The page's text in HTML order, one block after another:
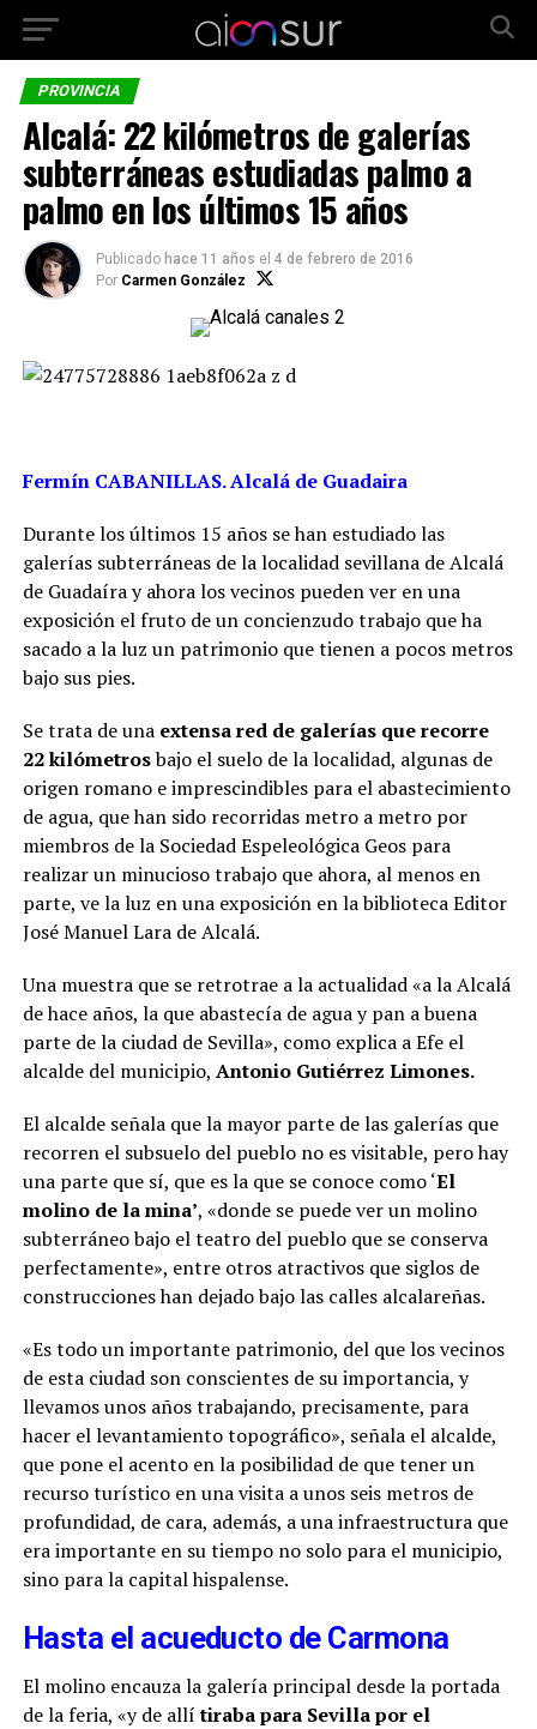
PROVINCIA
Alcalá: 22 kilómetros de galerías
subterráneas estudiadas palmo a
palmo en los últimos 15 años
Publicado hace 11 años el 4 de febrero de 2016
Por Carmen González
Fermín CABANILLAS. Alcalá de Guadaira
Durante los últimos 15 años se han estudiado las
galerías subterráneas de la localidad sevillana de Alcalá
de Guadaíra y ahora los vecinos pueden ver en una
exposición el fruto de un concienzudo trabajo que ha
sacado a la luz un patrimonio que tienen a pocos metros
bajo sus pies.
Se trata de una extensa red de galerías que recorre
22 kilómetrosbajo el suelo de la localidad, algunas de
origen romano e imprescindibles para el abastecimiento
de agua, que han sido recorridas metro a metro por
miembros de la Sociedad Espeleológica Geos para
realizar un minucioso trabajo que ahora, al menos en
parte, ve la luz en una exposición en la biblioteca Editor
José Manuel Lara de Alcalá.
Una muestra que se retrotrae a la actualidad «a la Alcalá
de hace años, la que abastecía de agua y pan a buena
parte de la ciudad de Sevilla», como explica a Efe el
alcalde del municipio, Antonio Gutiérrez Limones.
El alcalde señala que la mayor parte de las galerías que
recorren el subsuelo del pueblo no es visitable, pero hay
una parte que sí, que es la que se conoce como ‘El
molino de la mina’, «donde se puede ver un molino
subterráneo bajo el teatro del pueblo que se conserva
perfectamente», entre otros atractivos que siglos de
construcciones han dejado bajo las calles alcalareñas.
«Es todo un importante patrimonio, del que los vecinos
de esta ciudad son conscientes de su importancia, y
llevamos unos años trabajando, precisamente, para
hacer el levantamiento topográfico», señala el alcalde,
que pone el acento en la posibilidad de que tener un
recurso turístico en una visita a unos seis metros de
profundidad, de cara, además, a una infraestructura que
era importante en su tiempo no solo para el municipio,
sino para la capital hispalense.
Hasta el acueducto de Carmona
El molino encauza la galería principal desde la portada
de la feria, «y de allítiraba para Sevilla por el